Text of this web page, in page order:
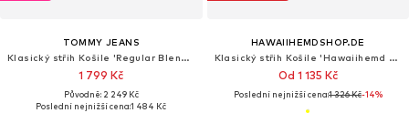
TOMMY JEANS
Klasický střih Košile 'Regular Blend Short Sleeve'
1 799 Kč
Původně: 2 249 Kč
Poslední nejnižší cena:1 484 Kč
HAWAIIHEMDSHOP.DE
Klasický střih Košile 'Hawaiihemd Summer Party'
Od 1 135 Kč
Poslední nejnižší cena:1 326 Kč-14%